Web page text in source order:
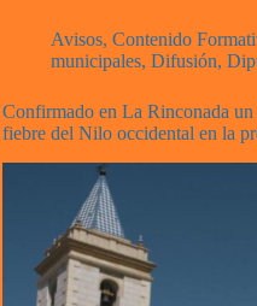
Avisos,Contenido
municipales,Difusión,
Confirmado en La Rinconada un
fiebre del Nilo occidental en la